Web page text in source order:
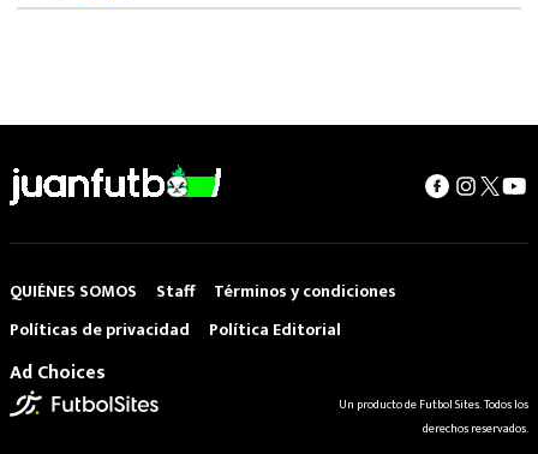
QUIÉNES SOMOS Staff
Términos y condiciones
Políticas de privacidad
Política Editorial
Ad Choices
Un producto de Futbol Sites. Todos los
derechos reservados.